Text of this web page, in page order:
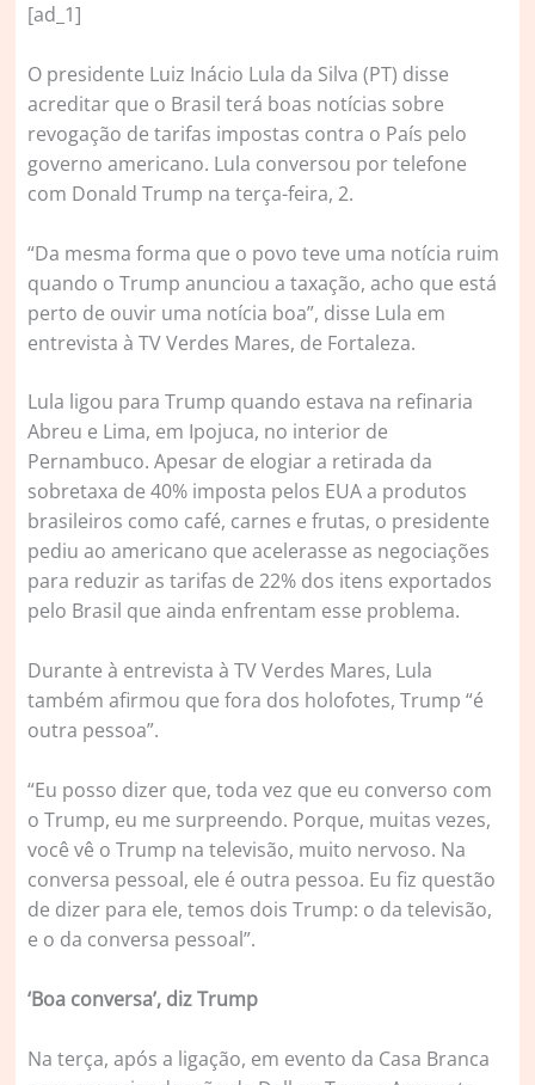
[ad_1]
O presidente Luiz Inácio Lula da Silva (PT) disse
acreditar que o Brasil terá boas notícias sobre
revogação de tarifas impostas contra o País pelo
governo americano. Lula conversou por telefone
com Donald Trump na terça-feira, 2.
“Da mesma forma que o povo teve uma notícia ruim
quando o Trump anunciou a taxação, acho que está
perto de ouvir uma notícia boa”, disse Lula em
entrevista à TV Verdes Mares, de Fortaleza.
Lula ligou para Trump quando estava na refinaria
Abreu e Lima, em Ipojuca, no interior de
Pernambuco. Apesar de elogiar a retirada da
sobretaxa de 40% imposta pelos EUA a produtos
brasileiros como café, carnes e frutas, o presidente
pediu ao americano que acelerasse as negociações
para reduzir as tarifas de 22% dos itens exportados
pelo Brasil que ainda enfrentam esse problema.
Durante à entrevista à TV Verdes Mares, Lula
também afirmou que fora dos holofotes, Trump “é
outra pessoa”.
“Eu posso dizer que, toda vez que eu converso com
o Trump, eu me surpreendo. Porque, muitas vezes,
você vê o Trump na televisão, muito nervoso. Na
conversa pessoal, ele é outra pessoa. Eu fiz questão
de dizer para ele, temos dois Trump: o da televisão,
e o da conversa pessoal”.
‘Boa conversa’, diz Trump
Na terça, após a ligação, em evento da Casa Branca